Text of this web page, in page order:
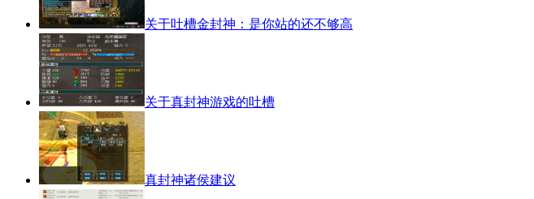
关于吐槽金封神：是你站的还不够高
关于真封神游戏的吐槽
真封神诸侯建议